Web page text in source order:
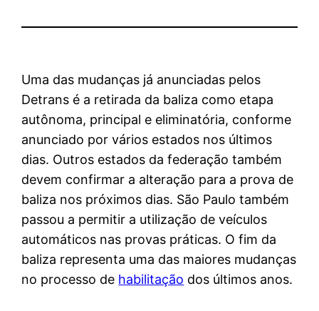
Uma das mudanças já anunciadas pelos
Detrans é a retirada da baliza como etapa
autônoma, principal e eliminatória, conforme
anunciado por vários estados nos últimos
dias. Outros estados da federação também
devem confirmar a alteração para a prova de
baliza nos próximos dias. São Paulo também
passou a permitir a utilização de veículos
automáticos nas provas práticas. O fim da
baliza representa uma das maiores mudanças
no processo de habilitação dos últimos anos.